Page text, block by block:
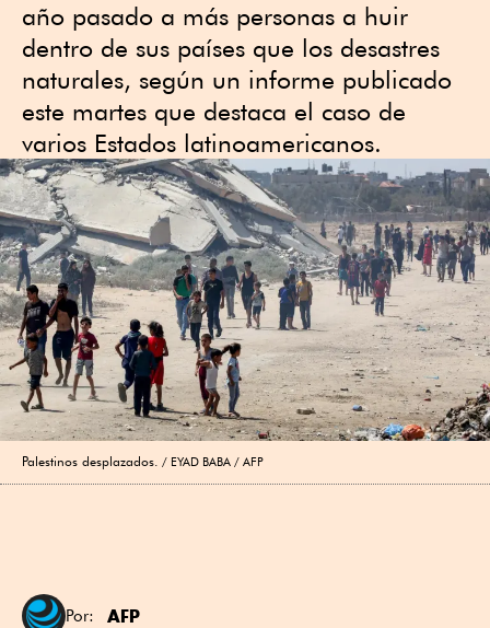
año pasado a más personas a huir
dentro de sus países que los desastres
naturales, según un informe publicado
este martes que destaca el caso de
varios Estados latinoamericanos.
Palestinos desplazados. EYAD BABA / AFP
Por: AFP